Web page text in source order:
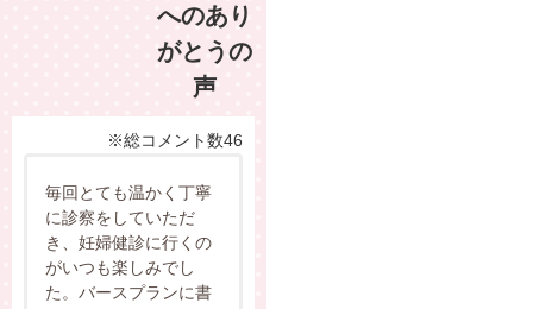
へのあり
がとうの
声
※総コメント数46
毎回とても温かく丁寧
に診察をしていただ
き、妊婦健診に行くの
がいつも楽しみでし
た。バースプランに書